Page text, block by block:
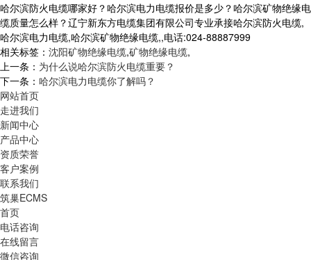
哈尔滨防火电缆哪家好？哈尔滨电力电缆报价是多少？哈尔滨矿物绝缘电
缆质量怎么样？辽宁新东方电缆集团有限公司专业承接哈尔滨防火电缆,
哈尔滨电力电缆,哈尔滨矿物绝缘电缆,,电话:024-88887999
相关标签： 沈阳矿物绝缘电缆,矿物绝缘电缆,
上一条： 为什么说哈尔滨防火电缆重要？
下一条： 哈尔滨电力电缆你了解吗？
网站首页
走进我们
新闻中心
产品中心
资质荣誉
客户案例
联系我们
筑巢ECMS
首页
电话咨询
在线留言
微信咨询